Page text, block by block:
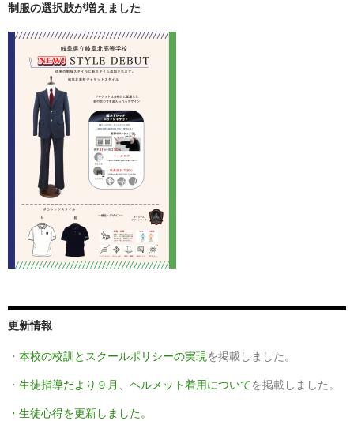
制服の選択肢が増えました
更新情報
・ 本校の校訓とスクールポリシーの実現を掲載しました。
・ 生徒指導だより９月 ヘルメット着用についてを掲載しました。
・生徒心得を更新しました。